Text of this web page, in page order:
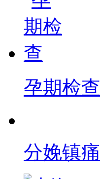
孕期检查
分娩镇痛